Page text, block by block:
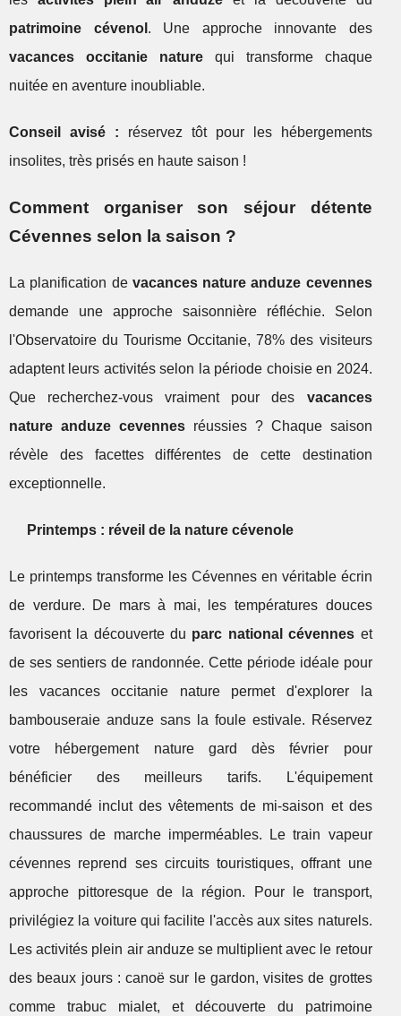
patrimoine cévenol . Une approche innovante des
vacances occitanie naturequi transforme chaque
nuitée en aventure inoubliable.
Conseil avisé : réservez tôt pour les hébergements
insolites, très prisés en haute saison !
Comment organiser son séjour détente
Cévennes selon la saison ?
La planification de vacances nature anduze cevennes
demande une approche saisonnière réfléchie. Selon
l'Observatoire du Tourisme Occitanie, 78% des visiteurs
adaptent leurs activités selon la période choisie en 2024.
Que recherchez-vous vraiment pour des vacances
nature anduze cevennesréussies ? Chaque saison
révèle des facettes différentes de cette destination
exceptionnelle.
Printemps : réveil de la nature cévenole
Le printemps transforme les Cévennes en véritable écrin
de verdure. De mars à mai, les températures douces
favorisent la découverte du parc national cévennes et
de ses sentiers de randonnée. Cette période idéale pour
les vacances occitanie nature permet d'explorer la
bambouseraie anduze sans la foule estivale. Réservez
votre hébergement nature gard dès février pour
bénéficier des meilleurs tarifs. L'équipement
recommandé inclut des vêtements de mi-saison et des
chaussures de marche imperméables. Le train vapeur
cévennes reprend ses circuits touristiques, offrant une
approche pittoresque de la région. Pour le transport,
privilégiez la voiture qui facilite l'accès aux sites naturels.
Les activités plein air anduze se multiplient avec le retour
des beaux jours : canoë sur le gardon, visites de grottes
comme trabuc mialet, et découverte du patrimoine